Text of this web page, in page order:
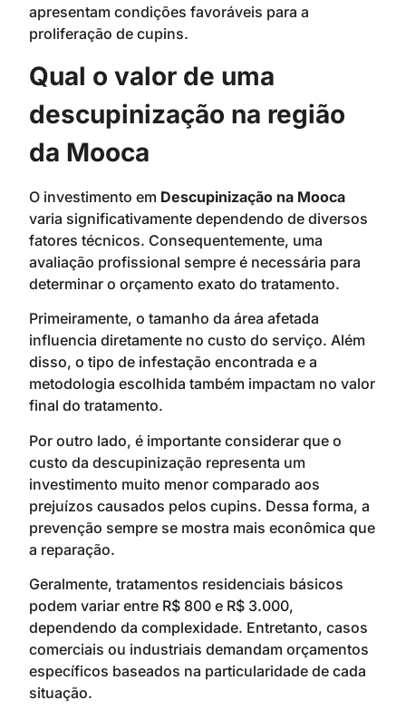
apresentam condições favoráveis para a
proliferação de cupins.
Qual o valor de uma
descupinização na região
da Mooca
O investimento em Descupinização na Mooca
varia significativamente dependendo de diversos
fatores técnicos. Consequentemente, uma
avaliação profissional sempre é necessária para
determinar o orçamento exato do tratamento.
Primeiramente, o tamanho da área afetada
influencia diretamente no custo do serviço. Além
disso, o tipo de infestação encontrada e a
metodologia escolhida também impactam no valor
final do tratamento.
Por outro lado, é importante considerar que o
custo da descupinização representa um
investimento muito menor comparado aos
prejuízos causados pelos cupins. Dessa forma, a
prevenção sempre se mostra mais econômica que
a reparação.
Geralmente, tratamentos residenciais básicos
podem variar entre R$ 800 e R$ 3.000,
dependendo da complexidade. Entretanto, casos
comerciais ou industriais demandam orçamentos
específicos baseados na particularidade de cada
situação.